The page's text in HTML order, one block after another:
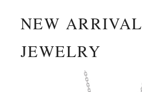
NEW ARRIVAL
JEWELRY